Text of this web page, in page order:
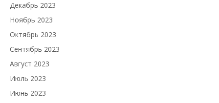
Декабрь 2023
Ноябрь 2023
Октябрь 2023
Сентябрь 2023
Август 2023
Июль 2023
Июнь 2023